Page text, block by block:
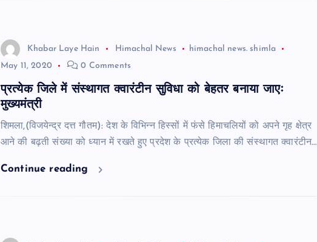
Khabar Laye Hain Himachal News
himachal news. shimla
May 11, 2020
0 Comments
प्रत्येक जिले में संस्थागत क्वारंटीन सुविधा को बेहतर बनाया जाएः
मुख्यमंत्री
शिमला,(विजयेन्द्र दत्त गौतम): देश के विभिन्न हिस्सों में फंसे हिमाचलियों को अपने गृह क्षेत्र
आने की बढ़ती संख्या को ध्यान में रखते हुए प्रदेश के प्रत्येक जिला की संस्थागत क्वारंटीन…
Continue reading